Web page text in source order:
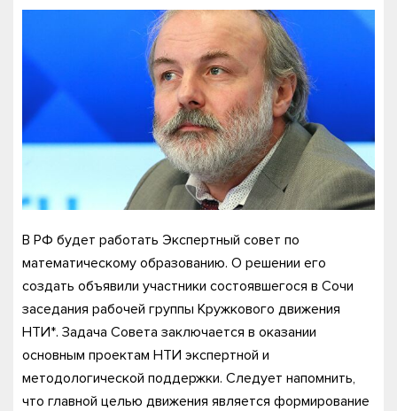
В РФ будет работать Экспертный совет по
математическому образованию. О решении его
создать объявили участники состоявшегося в Сочи
заседания рабочей группы Кружкового движения
НТИ*. Задача Совета заключается в оказании
основным проектам НТИ экспертной и
методологической поддержки. Следует напомнить,
что главной целью движения является формирование